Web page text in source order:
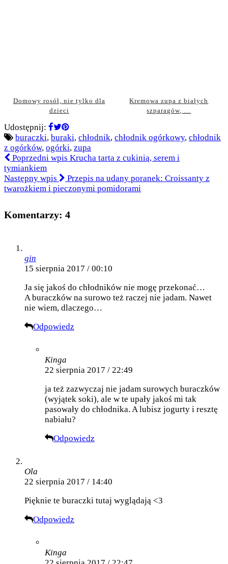
Domowy rosół, nie tylko dla
dzieci
Kremowa zupa z białych
szparagów, …
Udostępnij:
buraczki, buraki, chłodnik, chłodnik ogórkowy, chłodnik
z ogórków, ogórki, zupa
Poprzedni wpis Krucha tarta z cukinią, serem i
tymiankiem
Następny wpis
Przepis na udany poranek: Croissanty z
twarożkiem i pieczonymi pomidorami
Komentarzy: 4
gin
15 sierpnia 2017 / 00:10
Ja się jakoś do chłodników nie mogę przekonać…
A buraczków na surowo też raczej nie jadam. Nawet
nie wiem, dlaczego…
Odpowiedz
Kinga
22 sierpnia 2017 / 22:49
ja też zazwyczaj nie jadam surowych buraczków
(wyjątek soki), ale w te upały jakoś mi tak
pasowały do chłodnika. A lubisz jogurty i resztę
nabiału?
Odpowiedz
Ola
22 sierpnia 2017 / 14:40
Pięknie te buraczki tutaj wyglądają <3
Odpowiedz
Kinga